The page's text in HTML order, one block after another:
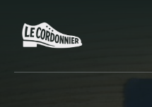
contenu